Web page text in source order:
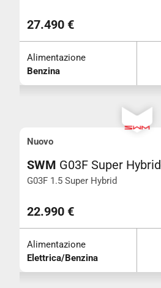
27.490 €
Alimentazione
Benzina
Nuovo
SWM G03F Super Hybrid
G03F 1.5 Super Hybrid
22.990 €
Alimentazione
Elettrica/Benzina